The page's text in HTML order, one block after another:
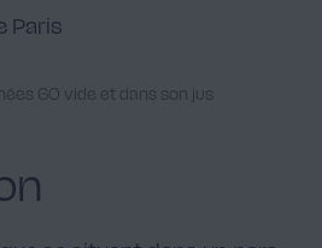
Paris
60 vide et dans son jus